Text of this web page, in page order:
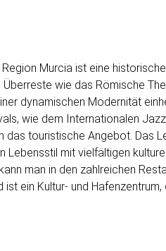
Murcia ist eine
wie das Römische
dynamischen Modernität
wie dem Internationalen
das touristische Angebot. Das
Lebensstil mit vielfältigen
man in den zahlreichen
ist ein Kultur- und